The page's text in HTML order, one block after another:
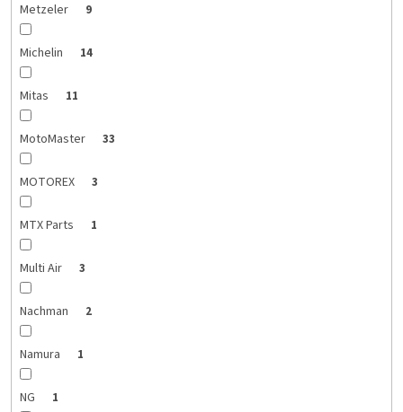
Metzeler 9
Michelin 14
Mitas 11
MotoMaster 33
MOTOREX 3
MTX Parts 1
Multi Air 3
Nachman 2
Namura 1
NG 1